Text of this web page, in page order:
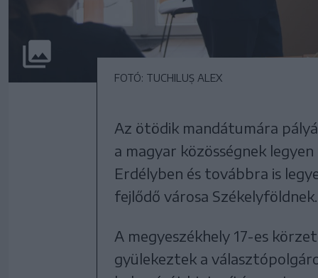
FOTÓ: TUCHILUȘ ALEX
Az ötödik mandátumára
a magyar közösségnek
Erdélyben és továbbra is
fejlődő városa Székelyföldnek.
A megyeszékhely 17-es
gyülekeztek a